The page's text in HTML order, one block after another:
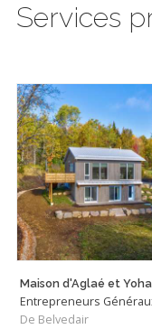
Services
Maison d'Aglaé et
Entrepreneurs
De Belvedair